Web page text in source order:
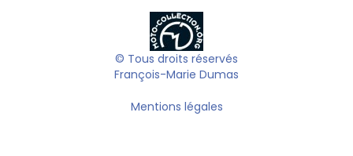
© Tous droits réservés
François-Marie Dumas
Mentions légales